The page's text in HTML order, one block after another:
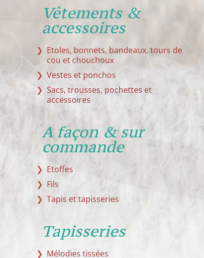
Vêtements &
accessoires
Etoles, bonnets, bandeaux, tours de
cou et chouchoux
Vestes et ponchos
Sacs, trousses, pochettes et
accessoires
A façon & sur
commande
Etoffes
Fils
Tapis et tapisseries
Tapisseries
Mélodies tissées